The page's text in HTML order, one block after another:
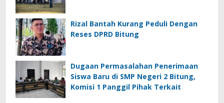
Rizal Bantah Kurang Peduli Dengan
Reses DPRD Bitung
Dugaan Permasalahan Penerimaan
Siswa Baru di SMP Negeri 2 Bitung,
Komisi 1 Panggil Pihak Terkait